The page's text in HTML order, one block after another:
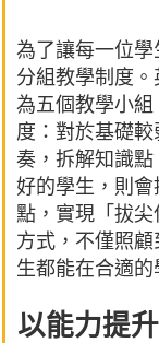
為了讓每一位
分組教學制度
為五個教學小
度：對於基礎
奏，拆解知識
好的學生，則
點，實現「拔
方式，不僅照
生都能在合適
以能力提